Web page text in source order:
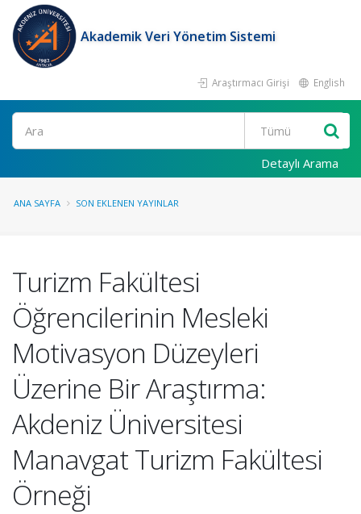
Akademik Veri Yönetim Sistemi
Araştırmacı Girişi English
Ara
Detaylı Arama
ANA SAYFA SON EKLENEN YAYINLAR
Turizm Fakültesi
Öğrencilerinin Mesleki
Motivasyon Düzeyleri
Üzerine Bir Araştırma:
Akdeniz Üniversitesi
Manavgat Turizm Fakültesi
Örneği